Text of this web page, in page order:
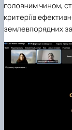
головним чином,
критеріїв
землевпорядних